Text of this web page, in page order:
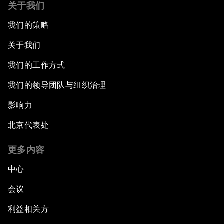
关于我们
我们的策略
关于我们
我们的工作方式
我们的领导团队与组织治理
影响力
北京代表处
更多内容
中心
会议
利益相关方